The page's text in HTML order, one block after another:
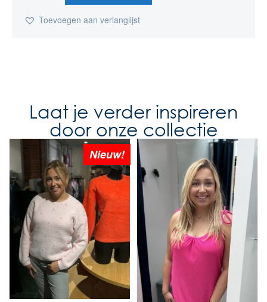
Toevoegen aan verlanglijst
Laat je verder inspireren
door onze collectie
Nieuw!